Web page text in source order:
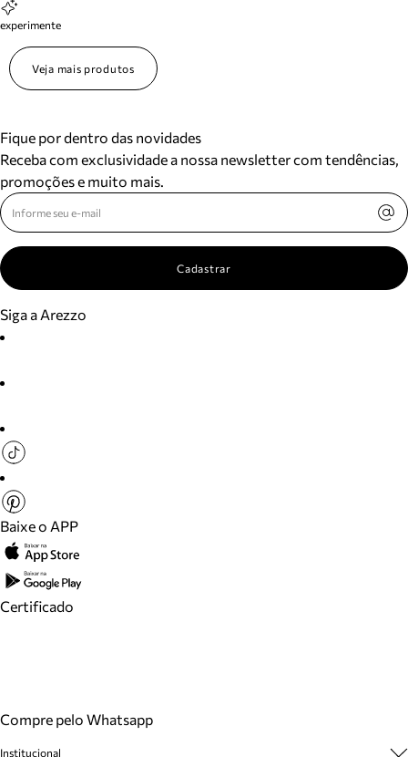
experimente
Veja mais produtos
Fique por dentro das novidades
Receba com exclusividade a nossa newsletter com tendências,
promoções e muito mais.
Cadastrar
Siga a Arezzo
Baixe o APP
Certificado
Compre pelo Whatsapp
Institucional